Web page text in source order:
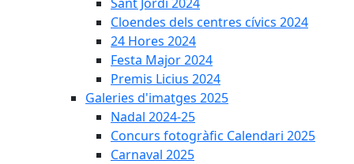
Cloendes dels centres cívics 2024
24 Hores 2024
Festa Major 2024
Premis Licius 2024
Galeries d'imatges 2025
Nadal 2024-25
Concurs fotogràfic Calendari 2025
Carnaval 2025